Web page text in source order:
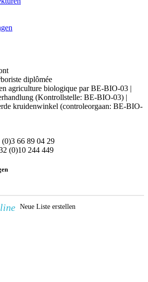
diplômée
agriculture biologique par BE-BIO-03 |
(Kontrollstelle: BE-BIO-03) |
kruidenwinkel (controleorgaan: BE-BIO-
(0)3 66 89 04 29
(0)10 244 449
Neue Liste erstellen